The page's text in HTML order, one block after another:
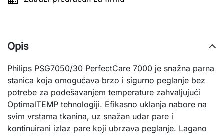
Opis
Philips PSG7050/30 PerfectCare 7000 je snažna parna
stanica koja omogućava brzo i sigurno peglanje bez
potrebe za podešavanjem temperature zahvaljujući
OptimalTEMP tehnologiji. Efikasno uklanja nabore na
svim vrstama tkanina, uz snažan udar pare i
kontinuirani izlaz pare koji ubrzava peglanje. Lagano